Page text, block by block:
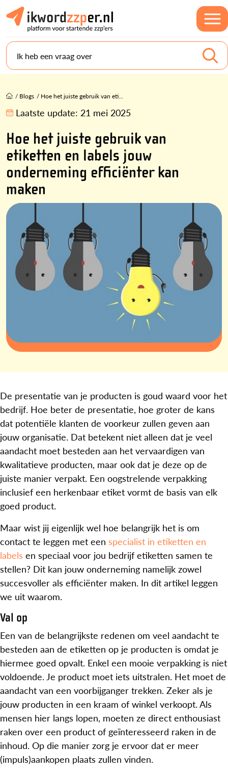
Ik heb een vraag over
/ Blogs / Hoe het juiste gebruik van eti...
Laatste update: 21 mei 2025
Hoe het juiste gebruik van
etiketten en labels jouw
onderneming efficiënter kan
maken
De presentatie van je producten is goud waard voor het
bedrijf. Hoe beter de presentatie, hoe groter de kans
dat potentiële klanten de voorkeur zullen geven aan
jouw organisatie. Dat betekent niet alleen dat je veel
aandacht moet besteden aan het vervaardigen van
kwalitatieve producten, maar ook dat je deze op de
juiste manier verpakt. Een oogstrelende verpakking
inclusief een herkenbaar etiket vormt de basis van elk
goed product.
Maar wist jij eigenlijk wel hoe belangrijk het is om
contact te leggen met een specialist in etiketten en
labels en speciaal voor jou bedrijf etiketten samen te
stellen? Dit kan jouw onderneming namelijk zowel
succesvoller als efficiënter maken. In dit artikel leggen
we uit waarom.
Val op
Een van de belangrijkste redenen om veel aandacht te
besteden aan de etiketten op je producten is omdat je
hiermee goed opvalt. Enkel een mooie verpakking is niet
voldoende. Je product moet iets uitstralen. Het moet de
aandacht van een voorbijganger trekken. Zeker als je
jouw producten in een kraam of winkel verkoopt. Als
mensen hier langs lopen, moeten ze direct enthousiast
raken over een product of geïnteresseerd raken in de
inhoud. Op die manier zorg je ervoor dat er meer
(impuls)aankopen plaats zullen vinden.